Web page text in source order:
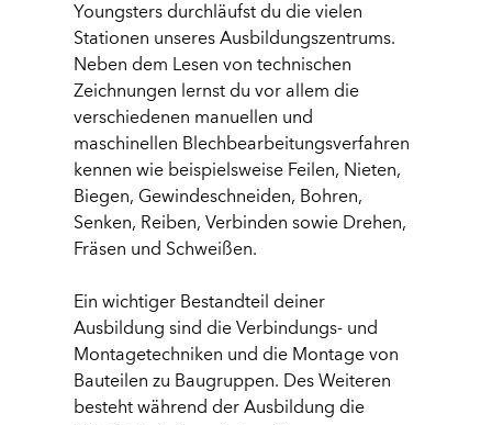
Youngsters durchläufst du die vielen
Stationen unseres Ausbildungszentrums.
Neben dem Lesen von technischen
Zeichnungen lernst du vor allem die
verschiedenen manuellen und
maschinellen Blechbearbeitungsverfahren
kennen wie beispielsweise Feilen, Nieten,
Biegen, Gewindeschneiden, Bohren,
Senken, Reiben, Verbinden sowie Drehen,
Fräsen und Schweißen.
Ein wichtiger Bestandteil deiner
Ausbildung sind die Verbindungs- und
Montagetechniken und die Montage von
Bauteilen zu Baugruppen. Des Weiteren
besteht während der Ausbildung die